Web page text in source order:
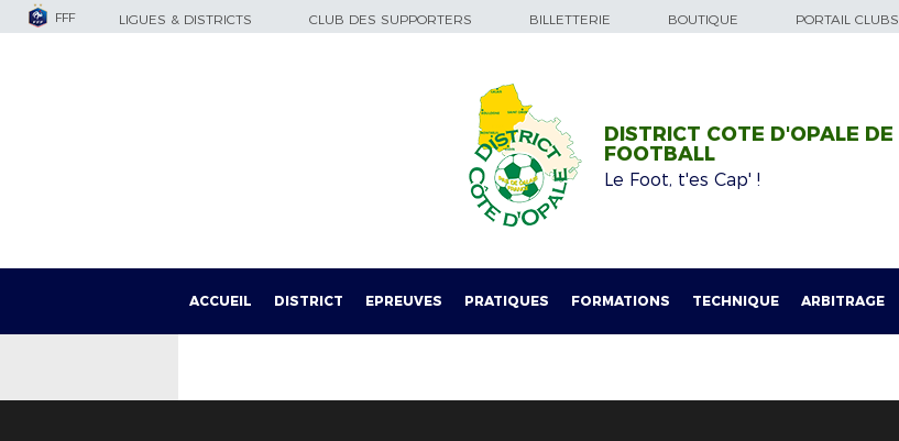
FFF LIGUES & DISTRICTS CLUB DES SUPPORTERS BILLETTERIE BOUTIQUE PORTAIL CLUBS
DISTRICT COTE D'OPALE DE
FOOTBALL
Le Foot, t'es Cap' !
ACCUEIL DISTRICT EPREUVES PRATIQUES FORMATIONS TECHNIQUE ARBITRAGE